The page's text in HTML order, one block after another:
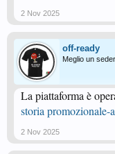
2 Nov 2025
off-ready
Meglio un
La piattaforma è
storia promozionale-
2 Nov 2025